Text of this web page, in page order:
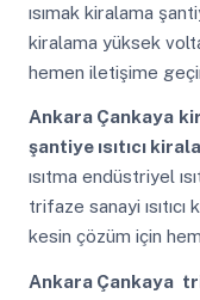
ısımak kiralama
kiralama yüksek
hemen iletişime
Ankara Çankaya
şantiye ısıtıcı
ısıtma endüstriyel
trifaze sanayi ısıtıcı
kesin çözüm için
Ankara Çankaya